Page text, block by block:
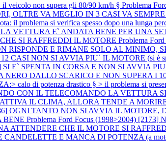
veicolo non supera gli 80/90 km/h § Problema
OLTRE VA MEGLIO IN 3 CASI VA
problema si verifica spesso dopo una lunga
VETTURA E` ANDATA BENE PER UNA
SI RAFFREDDI IL MOTORE Problema
E RIMANE SOLO AL MINIMO,
CASI NON SI AVVIA PIU` IL MOTORE (si è
SI E` SPENTA IN CORSA E NON SI AVVIA
NERO DALLO SCARICO E NON SUPERA I
calo di potenza drastico § > il problema si
CON IL TELECOMANDO LA VETTURA
IL CLIMA, ALLORA TENDE A
OGNI TANTO NON SI AVVIA IL
BENE Problema Ford Focus (1998>2004)
CHE IL MOTORE SI
E MANCA DI POTENZA (a